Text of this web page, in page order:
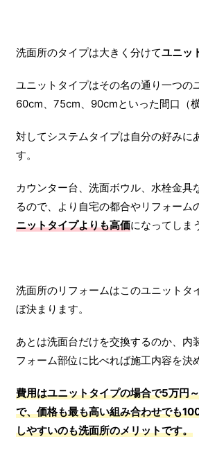
洗面所のタイプは大きく分けてユニッ
ユニットタイプはその名の通り一つの
60cm、75cm、90cmといった間口（
対してシステムタイプは自分の好み
す。
カウンター台、洗面ボウル、水栓金
るので、より自宅の都合やリフォーム
ニットタイプよりも高価になってしま
洗面所のリフォームはこのユニットタ
ぼ決まります。
あとは洗面台だけを交換するのか、内
フォーム部位に比べれば施工内容を決
費用はユニットタイプの場合で5万円
で、価格も最も高い組み合わせでも
しやすいのも洗面所のメリットです。